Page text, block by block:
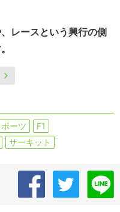
レースという興行の側
ーツ
F1
サーキット